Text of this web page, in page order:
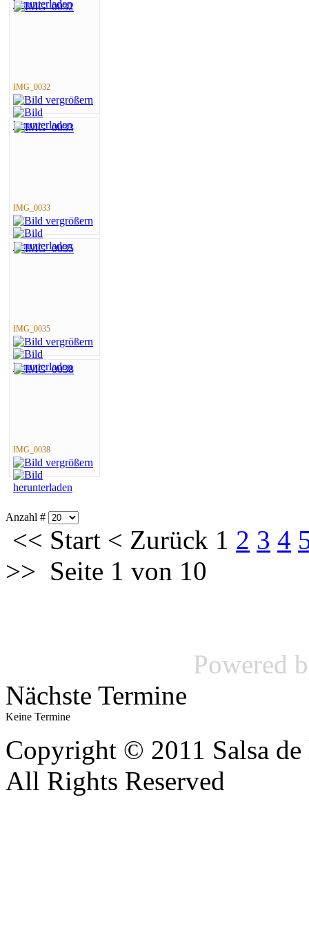
IMG_0032
IMG_0033
IMG_0035
IMG_0038
Anzahl #
<< Start < Zurück 1 2 3 4
>> Seite 1 von 10
Powered
Nächste Termine
Keine Termine
Copyright © 2011 Salsa de
All Rights Reserved